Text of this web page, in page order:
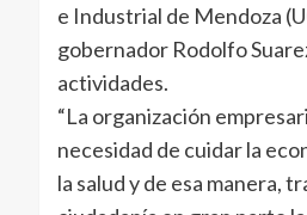
e Industrial de Mendoza
gobernador Rodolfo
actividades.
“La organización
necesidad de cuidar la
la salud y de esa manera,